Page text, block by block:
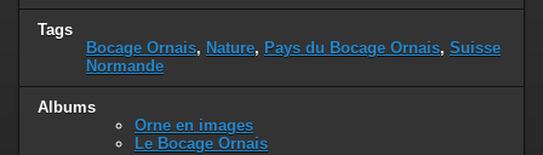
Tags
Bocage Ornais, Nature, Pays du Bocage Ornais, Suisse
Normande
Albums
Orne en images
Le Bocage Ornais